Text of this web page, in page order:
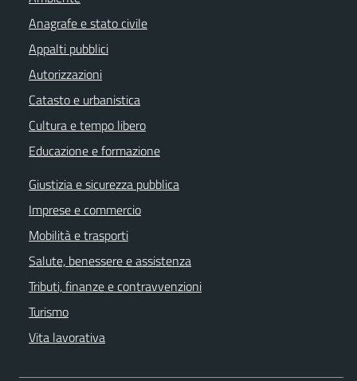
Anagrafe e stato civile
Appalti pubblici
Autorizzazioni
Catasto e urbanistica
Cultura e tempo libero
Educazione e formazione
Giustizia e sicurezza pubblica
Imprese e commercio
Mobilità e trasporti
Salute, benessere e assistenza
Tributi, finanze e contravvenzioni
Turismo
Vita lavorativa